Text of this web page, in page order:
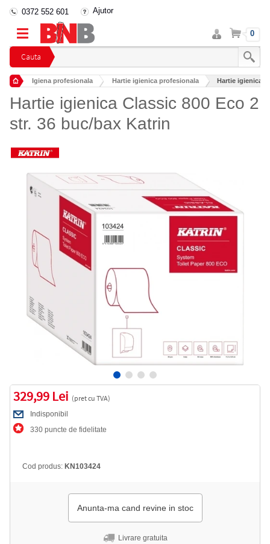
Cauta
0372 552 601 Ajutor
Intra
in
cont
Cos 0
Igiena profesionala Hartie igienica profesionala Hartie igienica
Hartie igienica Classic 800 Eco 2
str. 36 buc/bax Katrin
329,99 Lei (pret cu TVA)
Indisponibil
330 puncte de fidelitate
Cod produs: KN103424
Anunta-ma cand revine in stoc
Livrare gratuita